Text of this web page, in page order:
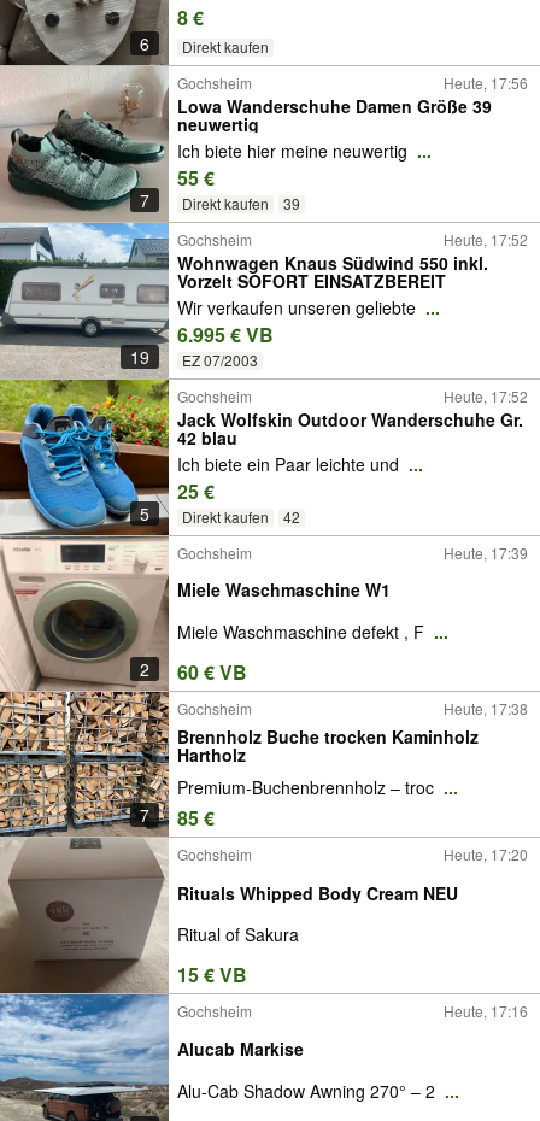
6
8 €
Direkt kaufen
7
Gochsheim Heute, 17:56
Lowa Wanderschuhe Damen Größe 39
neuwertig
Ich biete hier meine neuwertig ...
55 €
Direkt kaufen 39
19
Gochsheim Heute, 17:52
Wohnwagen Knaus Südwind 550 inkl.
Vorzelt SOFORT EINSATZBEREIT
Wir verkaufen unseren geliebte ...
6.995 € VB
EZ 07/2003
5
Gochsheim Heute, 17:52
Jack Wolfskin Outdoor Wanderschuhe Gr.
42 blau
Ich biete ein Paar leichte und ...
25 €
Direkt kaufen 42
2
Gochsheim Heute, 17:39
Miele Waschmaschine W1
Miele Waschmaschine defekt , F ...
60 € VB
7
Gochsheim Heute, 17:38
Brennholz Buche trocken Kaminholz
Hartholz
Premium-Buchenbrennholz – troc ...
85 €
Gochsheim Heute, 17:20
Rituals Whipped Body Cream NEU
Ritual of Sakura
15 € VB
Gochsheim Heute, 17:16
Alucab Markise
Alu-Cab Shadow Awning 270° – 2 ...